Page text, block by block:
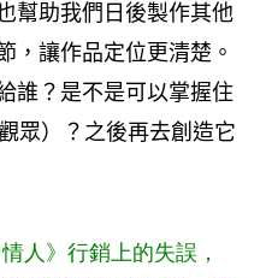
幫助我們日後製作其他
，讓作品定位更清楚。
誰？是不是可以掌握住
眾）？之後再去創造它
人》行銷上的失誤，